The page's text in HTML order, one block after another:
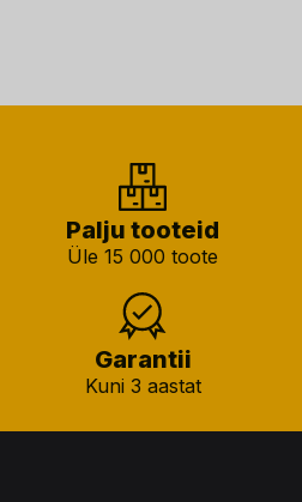
Palju tooteid
Üle 15 000 toote
Garantii
Kuni 3 aastat